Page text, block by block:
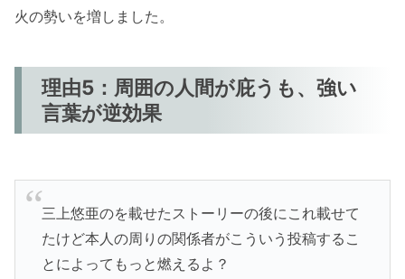
火の勢いを増しました。
理由5：周囲の人間が庇うも、強い
言葉が逆効果
三上悠亜のを載せたストーリーの後にこれ載せて
たけど本人の周りの関係者がこういう投稿するこ
とによってもっと燃えるよ？